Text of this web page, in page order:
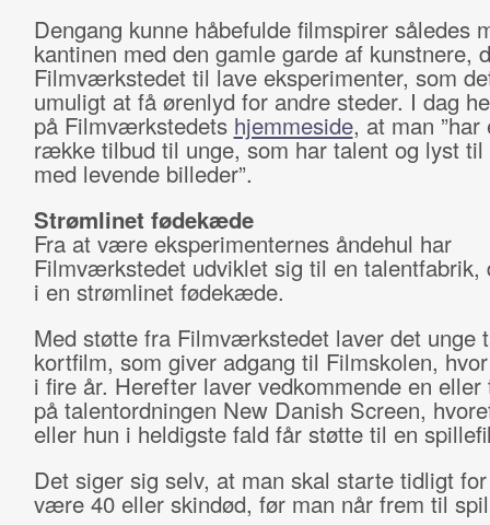
Dengang kunne håbefulde filmspirer således
kantinen med den gamle garde af kunstnere,
Filmværkstedet til lave eksperimenter, som
umuligt at få ørenlyd for andre steder. I dag
på Filmværkstedets hjemmeside, at man ”har
række tilbud til unge, som har talent og lyst til
med levende billeder”.
Strømlinet fødekæde
Fra at være eksperimenternes åndehul har
Filmværkstedet udviklet sig til en talentfabrik,
i en strømlinet fødekæde.
Med støtte fra Filmværkstedet laver det unge
kortfilm, som giver adgang til Filmskolen,
i fire år. Herefter laver vedkommende en
på talentordningen New Danish Screen,
eller hun i heldigste fald får støtte til en
Det siger sig selv, at man skal starte tidligt
være 40 eller skindød, før man når frem til